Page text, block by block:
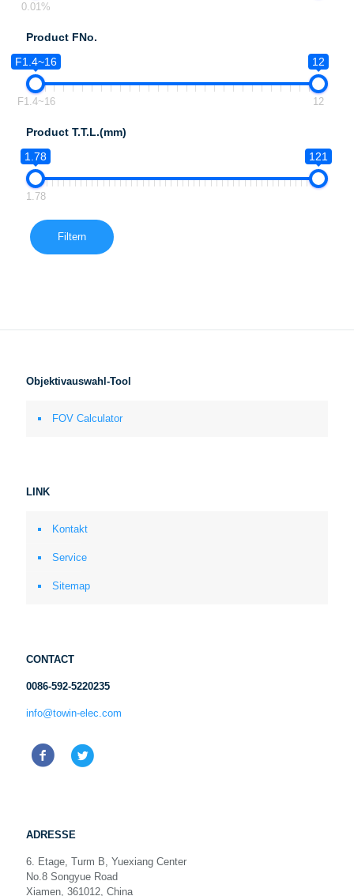
0.01%
Product FNo.
F1.4~16
12
F1.4~16 12
Product T.T.L.(mm)
1.78
121
1.78
Filtern
Objektivauswahl-Tool
FOV Calculator
LINK
Kontakt
Service
Sitemap
CONTACT
0086-592-5220235
info@towin-elec.com
ADRESSE
6. Etage, Turm B, Yuexiang Center
No.8 Songyue Road
Xiamen, 361012, China